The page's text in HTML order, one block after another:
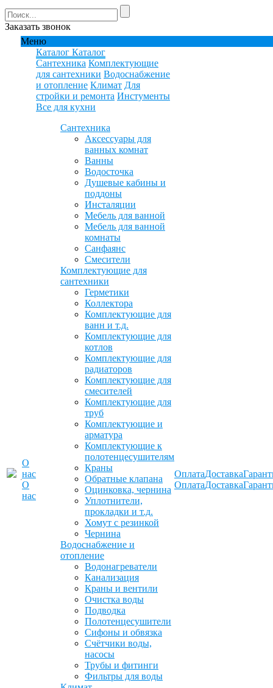
Заказать звонок
Меню
О
нас
О
нас
Каталог Каталог
Сантехника Комплектующие
для сантехники Водоснабжение
и отопление Климат Для
стройки и ремонта Инстументы
Все для кухни
Сантехника
Аксессуары для
ванных комнат
Ванны
Водосточка
Душевые кабины и
поддоны
Инсталяции
Мебель для ванной
Мебель для ванной
комнаты
Санфаянс
Смесители
Комплектующие для
сантехники
Герметики
Коллектора
Комплектующие для
ванн и т.д.
Комплектующие для
котлов
Комплектующие для
радиаторов
Комплектующие для
смесителей
Комплектующие для
труб
Комплектующие и
арматура
Комплектующие к
полотенцесушителям
Краны
Обратные клапана
Оцинковка, чернина
Уплотнители,
прокладки и т.д.
Хомут с резинкой
Чернина
Водоснабжение и
отопление
Водонагреватели
Канализация
Краны и вентили
Очистка воды
Подводка
Полотенцесушители
Сифоны и обвязка
Счётчики воды,
насосы
Трубы и фитинги
Фильтры для воды
Оплата
Оплата
Доставка
Доставка